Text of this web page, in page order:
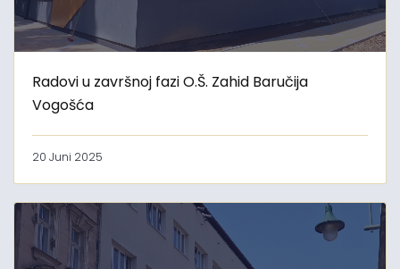
Radovi u završnoj fazi O.Š. Zahid Baručija
Vogošća
20 Juni 2025